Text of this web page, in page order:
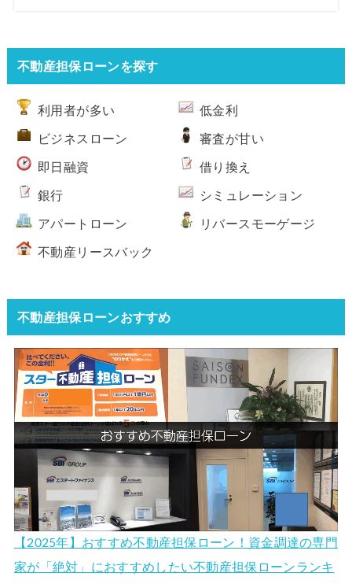
不動産担保ローンを探す
利用者が多い 低金利
ビジネスローン 審査が甘い
即日融資 借り換え
銀行 シミュレーション
アパートローン リバースモーゲージ
不動産リースバック
不動産担保ローンおすすめ
【2025年】おすすめ不動産担保ローン！資金調達の専門
家が「絶対」におすすめしたい不動産担保ローンランキ